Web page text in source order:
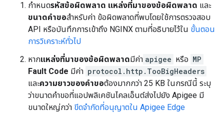
กำหนดรหัสข้อผิดพลาด แหล่งที่มาของข้อผิดพลาด และ
ขนาดคำขอสำหรับค่า ข้อผิดพลาดที่พบโดยใช้การตรวจสอบ
API หรือบันทึกการเข้าถึง NGINX ตามที่อธิบายไว้ใน ขั้นตอน
การวิเคราะห์ทั่วไป
หากแหล่งที่มาของข้อผิดพลาดมีค่า apigee หรือ MP
Fault Code มีค่า protocol.http.TooBigHeaders
และความยาวของคำขอต้องมากกว่า 25 KB ในกรณีนี้ ระบุ
ว่าขนาดคำขอที่แอปพลิเคชันไคลเอ็นต์ส่งไปยัง Apigee มี
ขนาดใหญ่กว่า ขีดจำกัดที่อนุญาตใน Apigee Edge